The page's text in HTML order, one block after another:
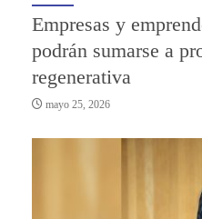
Empresas y
podrán sumarse a
regenerativa
mayo 25, 2026